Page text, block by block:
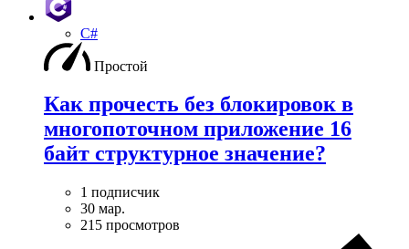
C#
Простой
Как прочесть без блокировок в
многопоточном приложение 16
байт структурное значение?
1 подписчик
30 мар.
215 просмотров